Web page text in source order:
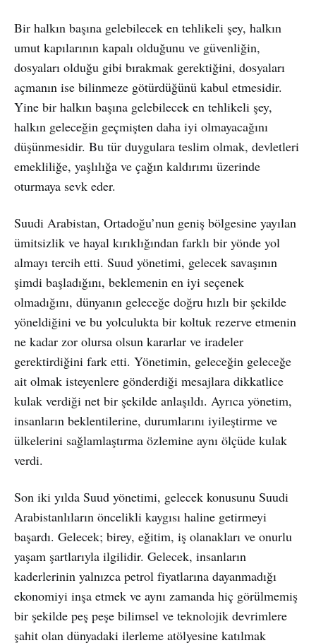
Bir halkın başına gelebilecek en tehlikeli şey, halkın
umut kapılarının kapalı olduğunu ve güvenliğin,
dosyaları olduğu gibi bırakmak gerektiğini, dosyaları
açmanın ise bilinmeze götürdüğünü kabul etmesidir.
Yine bir halkın başına gelebilecek en tehlikeli şey,
halkın geleceğin geçmişten daha iyi olmayacağını
düşünmesidir. Bu tür duygulara teslim olmak, devletleri
emekliliğe, yaşlılığa ve çağın kaldırımı üzerinde
oturmaya sevk eder.
Suudi Arabistan, Ortadoğu’nun geniş bölgesine yayılan
ümitsizlik ve hayal kırıklığından farklı bir yönde yol
almayı tercih etti. Suud yönetimi, gelecek savaşının
şimdi başladığını, beklemenin en iyi seçenek
olmadığını, dünyanın geleceğe doğru hızlı bir şekilde
yöneldiğini ve bu yolculukta bir koltuk rezerve etmenin
ne kadar zor olursa olsun kararlar ve iradeler
gerektirdiğini fark etti. Yönetimin, geleceğin geleceğe
ait olmak isteyenlere gönderdiği mesajlara dikkatlice
kulak verdiği net bir şekilde anlaşıldı. Ayrıca yönetim,
insanların beklentilerine, durumlarını iyileştirme ve
ülkelerini sağlamlaştırma özlemine aynı ölçüde kulak
verdi.
Son iki yılda Suud yönetimi, gelecek konusunu Suudi
Arabistanlıların öncelikli kaygısı haline getirmeyi
başardı. Gelecek; birey, eğitim, iş olanakları ve onurlu
yaşam şartlarıyla ilgilidir. Gelecek, insanların
kaderlerinin yalnızca petrol fiyatlarına dayanmadığı
ekonomiyi inşa etmek ve aynı zamanda hiç görülmemiş
bir şekilde peş peşe bilimsel ve teknolojik devrimlere
şahit olan dünyadaki ilerleme atölyesine katılmak